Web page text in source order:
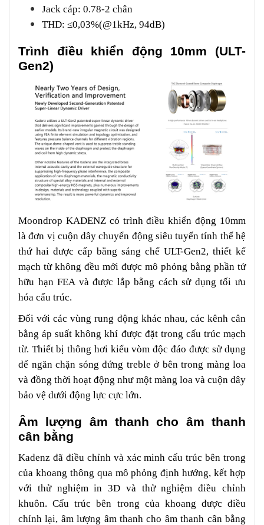
Jack cáp: 0.78-2 chân
THD: ≤0,03%(@1kHz, 94dB)
Trình điều khiển động 10mm (ULT-
Gen2)
Moondrop KADENZ có trình điều khiển động 10mm
là đơn vị cuộn dây chuyển động siêu tuyến tính thế hệ
thứ hai được cấp bằng sáng chế ULT-Gen2, thiết kế
mạch từ không đều mới được mô phỏng bằng phần tử
hữu hạn FEA và được lắp bằng cách sử dụng tối ưu
hóa cấu trúc.
Đối với các vùng rung động khác nhau, các kênh cân
bằng áp suất không khí được đặt trong cấu trúc mạch
từ. Thiết bị thông hơi kiểu vòm độc đáo được sử dụng
để ngăn chặn sóng đứng treble ở bên trong màng loa
và đồng thời hoạt động như một màng loa và cuộn dây
bảo vệ dưới động lực cực lớn.
Âm lượng âm thanh cho âm thanh
cân bằng
Kadenz đã điều chỉnh và xác minh cấu trúc bên trong
của khoang thông qua mô phỏng định hướng, kết hợp
với thử nghiệm in 3D và thử nghiệm điều chỉnh
khuôn. Cấu trúc bên trong của khoang được điều
chỉnh lại, âm lượng âm thanh cho âm thanh cân bằng